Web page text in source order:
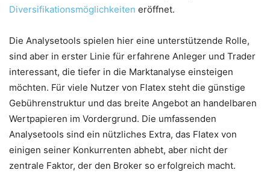
Diversifikationsmöglichkeiten eröffnet.
Die Analysetools spielen hier eine unterstützende Rolle,
sind aber in erster Linie für erfahrene Anleger und Trader
interessant, die tiefer in die Marktanalyse einsteigen
möchten. Für viele Nutzer von Flatex steht die günstige
Gebührenstruktur und das breite Angebot an handelbaren
Wertpapieren im Vordergrund. Die umfassenden
Analysetools sind ein nützliches Extra, das Flatex von
einigen seiner Konkurrenten abhebt, aber nicht der
zentrale Faktor, der den Broker so erfolgreich macht.